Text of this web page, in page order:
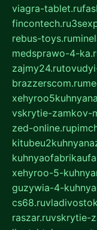
viagra-tablet.ru
fincontech.ru
rebus-toys.ru
medsprawo-4-
zajmy24.ru
brazzerscom.ru
vskrytie-zamkov-
zed-online.ru
xehyroo-5-
guzywia-4-
cs68.ru
raszar.ruvskrytie-